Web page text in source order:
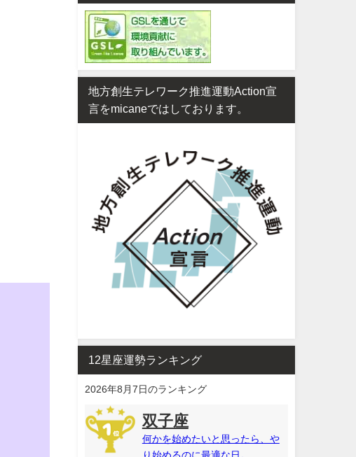
地方創生テレワーク推進運動Action宣
言をmicaneではしております。
12星座運勢ランキング
2026年8月7日のランキング
双子座
何かを始めたいと思ったら、や
り始めるのに最適な日。